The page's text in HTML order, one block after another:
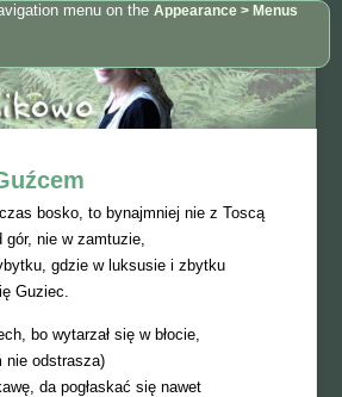
menu on the Appearance > Menus
bosko, to bynajmniej nie z Toscą
nie w zamtuzie,
gdzie w luksusie i zbytku
Guziec.
bo wytarzał się w błocie,
nie odstrasza)
da pogłaskać się nawet